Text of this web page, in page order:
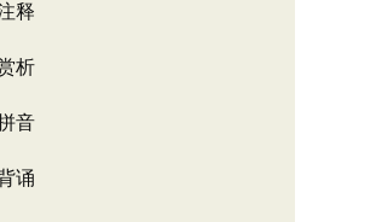
释
析
音
诵